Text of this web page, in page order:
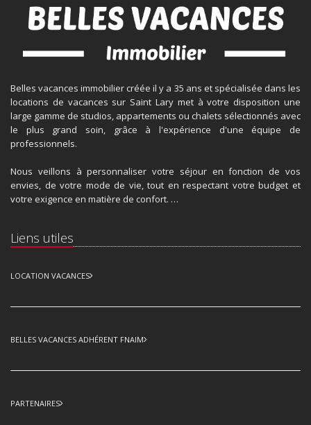
Belles vacances immobilier créée il y a 35 ans et spécialisée dans les
locations de vacances sur Saint Lary met à votre disposition une
large gamme de studios, appartements ou chalets sélectionnés avec
le plus grand soin, grâce à l'expérience d'une équipe de
professionnels.
Nous veillons à personnaliser votre séjour en fonction de vos
envies, de votre mode de vie, tout en respectant votre budget et
votre exigence en matière de confort. …
Liens utiles
LOCATION VACANCES
BELLES VACANCES ADHÉRENT FNAIM
PARTENAIRES